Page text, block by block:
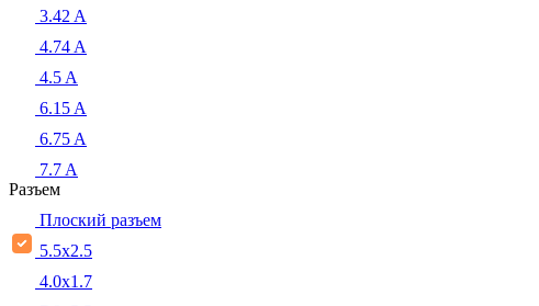
3.42 A
4.74 A
4.5 A
6.15 A
6.75 A
7.7 A
Разъем
Плоский разъем
5.5x2.5
4.0x1.7